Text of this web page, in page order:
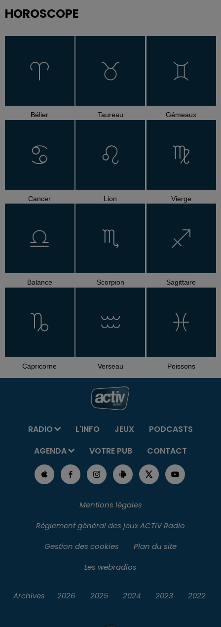
HOROSCOPE
Bélier Taureau Gémeaux
Cancer Lion Vierge
Balance Scorpion Sagittaire
Capricorne Verseau Poissons
RADIO L'INFO JEUX
PODCASTS
AGENDA
VOTRE PUB CONTACT
Mentions légales
Règlement général des jeux ACTIV Radio
Gestion des cookies
Plan du site
Les webradios
Archives 2026 2025 2024 2023 2022